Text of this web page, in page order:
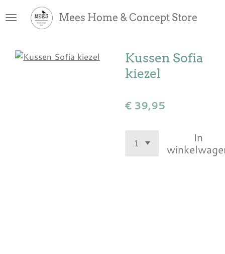
direct
hoofdinhoud
Mees Home & Concept Store
Kussen Sofia
kiezel
€ 39,95
In